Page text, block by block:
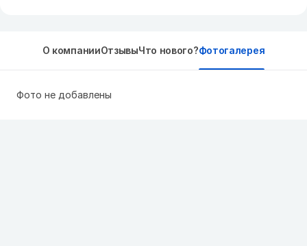
О компанииОтзывыЧто нового?Фотогалерея
Фото не добавлены